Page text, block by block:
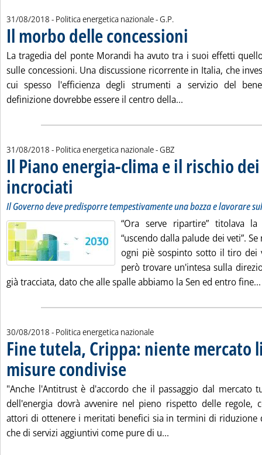
31/08/2018 - Politica energetica nazionale -di:
G.P.
Il morbo delle concessioni
La tragedia del ponte Morandi ha avuto tra i suoi effetti
sulle concessioni. Una discussione ricorrente in Italia, che
cui spesso l'efficienza degli strumenti a servizio del
definizione dovrebbe essere il centro della...
31/08/2018 - Politica energetica nazionale -di:
GBZ
Il Piano energia-clima e il rischio
incrociati . Sottotitolo: Il Governo deve predisporre tempestivamente una
. Pubblicata venerdì 31 agosto 2018 alle 11.58.
Il Governo deve predisporre tempestivamente una bozza e lavorare
“Ora serve ripartire” titolava
“uscendo dalla palude dei veti”.
ogni piè sospinto sotto il tiro dei
però trovare un'intesa sulla
già tracciata, dato che alle spalle abbiamo la Sen ed entro fine...
30/08/2018 - Politica energetica nazionale
Fine tutela, Crippa: niente mercato
misure condivise
"Anche l'Antitrust è d'accordo che il passaggio dal mercato
dell'energia dovrà avvenire nel pieno rispetto delle regole,
attori di ottenere i meritati benefici sia in termini di riduzione
che di servizi aggiuntivi come pure di u...